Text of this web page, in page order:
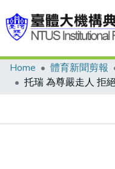
Communities &
Home 體育新聞剪報